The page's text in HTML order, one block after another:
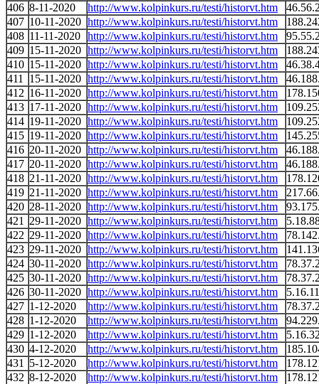
406 8-11-2020 http://www.kolpinkurs.ru/testi/historvt.htm
407 10-11-2020 http://www.kolpinkurs.ru/testi/historvt.htm
408 11-11-2020 http://www.kolpinkurs.ru/testi/historvt.htm
409 15-11-2020 http://www.kolpinkurs.ru/testi/historvt.htm
410 15-11-2020 http://www.kolpinkurs.ru/testi/historvt.htm
411
15-11-2020 http://www.kolpinkurs.ru/testi/historvt.htm
412 16-11-2020 http://www.kolpinkurs.ru/testi/historvt.htm
413 17-11-2020 http://www.kolpinkurs.ru/testi/historvt.htm
414 19-11-2020 http://www.kolpinkurs.ru/testi/historvt.htm
415 19-11-2020 http://www.kolpinkurs.ru/testi/historvt.htm
416 20-11-2020 http://www.kolpinkurs.ru/testi/historvt.htm
417 20-11-2020 http://www.kolpinkurs.ru/testi/historvt.htm
418 21-11-2020 http://www.kolpinkurs.ru/testi/historvt.htm
419 21-11-2020 http://www.kolpinkurs.ru/testi/historvt.htm
420 28-11-2020 http://www.kolpinkurs.ru/testi/historvt.htm
421
29-11-2020 http://www.kolpinkurs.ru/testi/historvt.htm
422 29-11-2020 http://www.kolpinkurs.ru/testi/historvt.htm
423 29-11-2020 http://www.kolpinkurs.ru/testi/historvt.htm
424 30-11-2020 http://www.kolpinkurs.ru/testi/historvt.htm
425 30-11-2020 http://www.kolpinkurs.ru/testi/historvt.htm
426 30-11-2020 http://www.kolpinkurs.ru/testi/historvt.htm
427 1-12-2020 http://www.kolpinkurs.ru/testi/historvt.htm
428 1-12-2020 http://www.kolpinkurs.ru/testi/historvt.htm
429 1-12-2020 http://www.kolpinkurs.ru/testi/historvt.htm
430 4-12-2020 http://www.kolpinkurs.ru/testi/historvt.htm
431
5-12-2020 http://www.kolpinkurs.ru/testi/historvt.htm
432 8-12-2020 http://www.kolpinkurs.ru/testi/historvt.htm